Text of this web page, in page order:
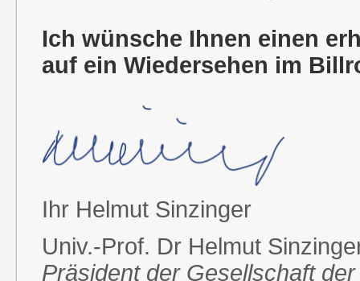
Ich wünsche Ihnen einen
auf ein Wiedersehen im
Ihr Helmut Sinzinger
Univ.-Prof. Dr Helmut
Präsident der Gesellschaft